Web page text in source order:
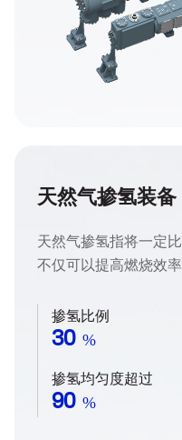
天然气掺氢装备
天然气掺氢指将一定
不仅可以提高燃烧效
输、氢能的广泛及规
德氢能天然气掺氢装
掺氢比例
30 %
掺氢均匀度超过
90 %